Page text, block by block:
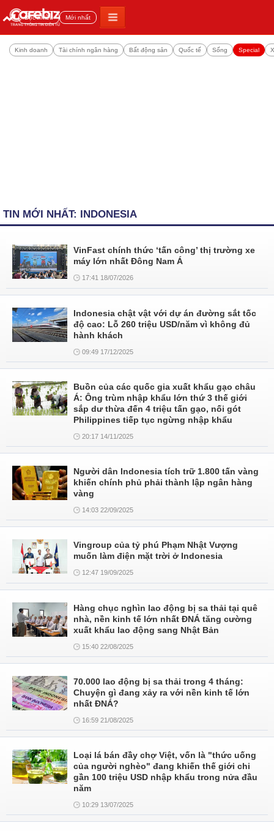
Đọc nhiều Mới nhất
Kinh doanh Tài chính ngân hàng Bất động sản Quốc tế Sống Special
TIN MỚI NHẤT: INDONESIA
VinFast chính thức ‘tấn công’ thị trường xe
máy lớn nhất Đông Nam Á
17:41 18/07/2026
Indonesia chật vật với dự án đường sắt tốc
độ cao: Lỗ 260 triệu USD/năm vì không đủ
hành khách
09:49 17/12/2025
Buồn của các quốc gia xuất khẩu gạo châu
Á: Ông trùm nhập khẩu lớn thứ 3 thế giới
sắp dư thừa đến 4 triệu tấn gạo, nối gót
Philippines tiếp tục ngừng nhập khẩu
20:17 14/11/2025
Người dân Indonesia tích trữ 1.800 tấn vàng
khiến chính phủ phải thành lập ngân hàng
vàng
14:03 22/09/2025
Vingroup của tỷ phú Phạm Nhật Vượng
muốn làm điện mặt trời ở Indonesia
12:47 19/09/2025
Hàng chục nghìn lao động bị sa thải tại quê
nhà, nền kinh tế lớn nhất ĐNÁ tăng cường
xuất khẩu lao động sang Nhật Bản
15:40 22/08/2025
70.000 lao động bị sa thải trong 4 tháng:
Chuyện gì đang xảy ra với nền kinh tế lớn
nhất ĐNÁ?
16:59 21/08/2025
Loại lá bán đầy chợ Việt, vốn là "thức uống
của người nghèo" đang khiến thế giới chi
gần 100 triệu USD nhập khẩu trong nửa đầu
năm
10:29 13/07/2025